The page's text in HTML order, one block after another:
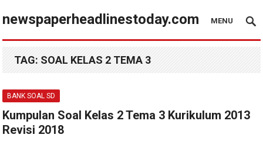
newspaperheadlinestoday.com MENU
TAG: SOAL KELAS 2 TEMA 3
BANK SOAL SD
Kumpulan Soal Kelas 2 Tema 3 Kurikulum 2013
Revisi 2018